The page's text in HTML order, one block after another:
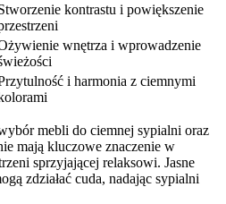
kontrastu i powiększenie
wnętrza i wprowadzenie
i harmonia z ciemnymi
mebli do ciemnej sypialni oraz
mają kluczowe znaczenie w
sprzyjającej relaksowi. Jasne
zdziałać cuda, nadając sypialni